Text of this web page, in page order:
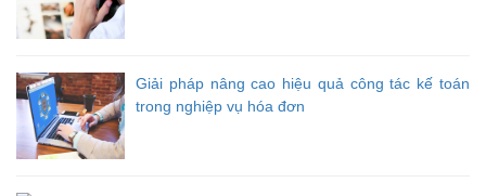
Giải pháp nâng cao hiệu quả công tác kế toán
trong nghiệp vụ hóa đơn